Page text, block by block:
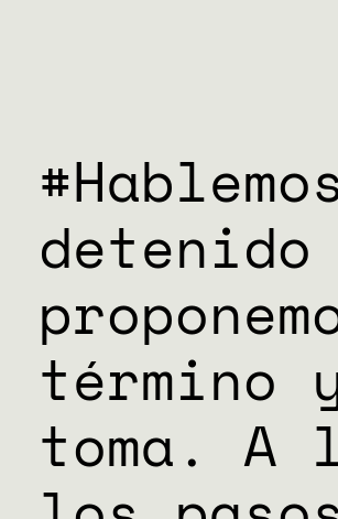
detenido
término
toma. A